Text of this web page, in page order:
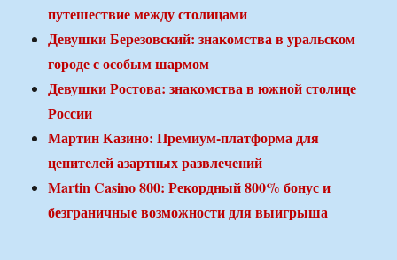
путешествие между столицами
Девушки Березовский: знакомства в уральском
городе с особым шармом
Девушки Ростова: знакомства в южной столице
России
Мартин Казино: Премиум-платформа для
ценителей азартных развлечений
Martin Casino 800: Рекордный 800% бонус и
безграничные возможности для выигрыша